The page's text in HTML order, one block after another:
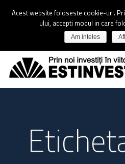
Acest website foloseste cookie-uri.
ului, accepti modul in care
Am inteles